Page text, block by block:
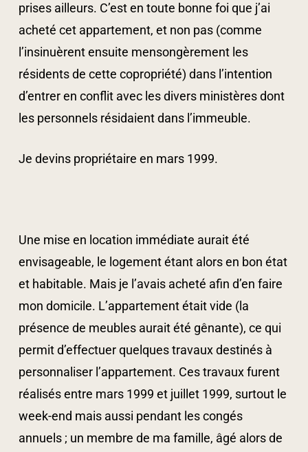
prises ailleurs. C’est en toute bonne foi que j’ai
acheté cet appartement, et non pas (comme
l’insinuèrent ensuite mensongèrement les
résidents de cette copropriété) dans l’intention
d’entrer en conflit avec les divers ministères dont
les personnels résidaient dans l’immeuble.
Je devins propriétaire en mars 1999.
Une mise en location immédiate aurait été
envisageable, le logement étant alors en bon état
et habitable. Mais je l’avais acheté afin d’en faire
mon domicile. L’appartement était vide (la
présence de meubles aurait été gênante), ce qui
permit d’effectuer quelques travaux destinés à
personnaliser l’appartement. Ces travaux furent
réalisés entre mars 1999 et juillet 1999, surtout le
week-end mais aussi pendant les congés
annuels ; un membre de ma famille, âgé alors de